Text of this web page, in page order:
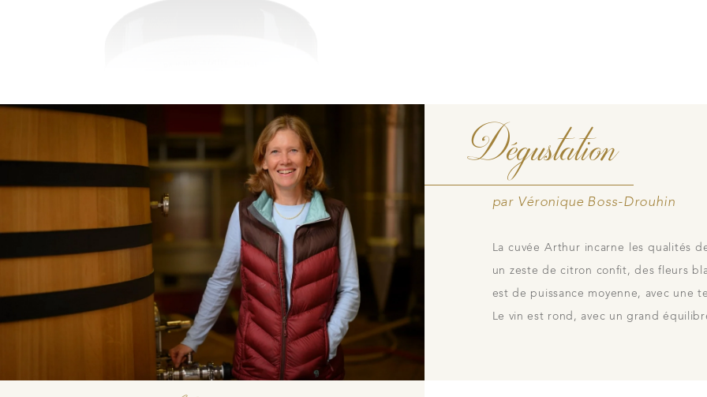
Dégustation
par Véronique Boss-Drouhin
La cuvée Arthur incarne les qualités
un zeste de citron confit, des fleurs
est de puissance moyenne, avec une
Le vin est rond, avec un grand